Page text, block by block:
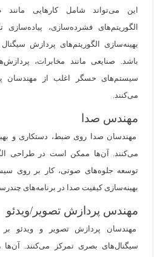
این می‌تواند شامل کارهایی مانند
الگوریتم‌های فشرده‌سازی،
بهینه‌سازی الگوریتم‌های پردازش
باشد. صنایعی مانند مخابرات،
سیستم‌های حسگر اغلب از مهندسان
می‌کنند.
مهندس صدا
مهندسان صدا روی ضبط، دستکاری و
می‌کنند. آن‌ها ممکن است در طراحی
توسعه جلوه‌های صوتی، کار بر روی
بهینه‌سازی کیفیت صدا در برنامه‌های
مهندس پردازش تصویر/ویدئو
مهندسان پردازش تصویر و ویدئو بر
سیگنال‌های بصری تمرکز می‌کنند. آن‌ها